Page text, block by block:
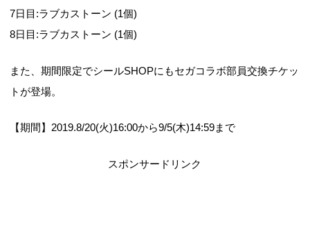
7日目:ラブカストーン (1個)
8日目:ラブカストーン (1個)
また、期間限定でシールSHOPにもセガコラボ部員交換チケッ
トが登場。
【期間】2019.8/20(火)16:00から9/5(木)14:59まで
スポンサードリンク